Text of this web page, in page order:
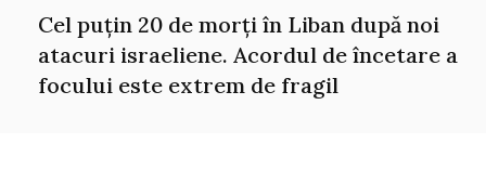
Cel puțin 20 de morți în Liban după noi
atacuri israeliene. Acordul de încetare a
focului este extrem de fragil